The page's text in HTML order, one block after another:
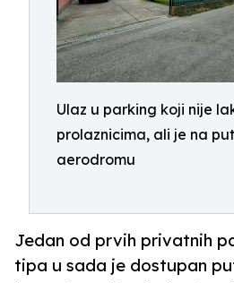
Ulaz u parking koji nije
prolaznicima, ali je na
aerodromu
Jedan od prvih privatnih
tipa u sada je dostupan